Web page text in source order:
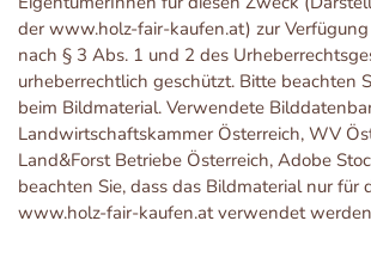
der www.holz-fair-kaufen.at) zur
nach § 3 Abs. 1 und 2 des
urheberrechtlich geschützt. Bitte beachten
beim Bildmaterial. Verwendete
Landwirtschaftskammer Österreich, WV
Land&Forst Betriebe Österreich, Adobe
beachten Sie, dass das Bildmaterial nur für
www.holz-fair-kaufen.at verwendet